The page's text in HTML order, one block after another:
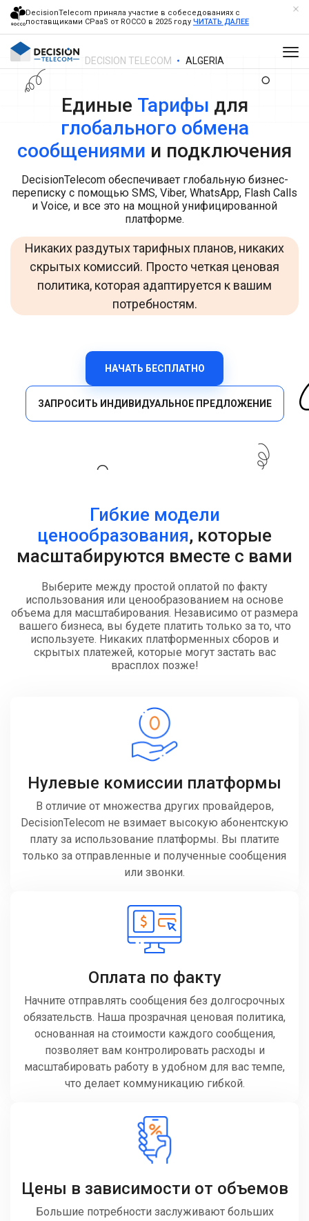
DecisionTelecom приняла участие в собеседованиях с
поставщиками CPaaS от ROCCO в 2025 году ЧИТАТЬ ДАЛЕЕ
DECISION TELECOM ALGERIA
Единые Тарифы для
глобального обмена
сообщениями и подключения
DecisionTelecom обеспечивает глобальную бизнес-
переписку с помощью SMS, Viber, WhatsApp, Flash Calls
и Voice, и все это на мощной унифицированной
платформе.
Никаких раздутых тарифных планов, никаких
скрытых комиссий. Просто четкая ценовая
политика, которая адаптируется к вашим
потребностям.
НАЧАТЬ БЕСПЛАТНО
ЗАПРОСИТЬ ИНДИВИДУАЛЬНОЕ ПРЕДЛОЖЕНИЕ
Гибкие модели
ценообразования, которые
масштабируются вместе с вами
Выберите между простой оплатой по факту
использования или ценообразованием на основе
объема для масштабирования. Независимо от размера
вашего бизнеса, вы будете платить только за то, что
используете. Никаких платформенных сборов и
скрытых платежей, которые могут застать вас
врасплох позже!
Нулевые комиссии платформы
В отличие от множества других провайдеров,
DecisionTelecom не взимает высокую абонентскую
плату за использование платформы. Вы платите
только за отправленные и полученные сообщения
или звонки.
Оплата по факту
Начните отправлять сообщения без долгосрочных
обязательств. Наша прозрачная ценовая политика,
основанная на стоимости каждого сообщения,
позволяет вам контролировать расходы и
масштабировать работу в удобном для вас темпе,
что делает коммуникацию гибкой.
Цены в зависимости от объемов
Большие потребности заслуживают больших